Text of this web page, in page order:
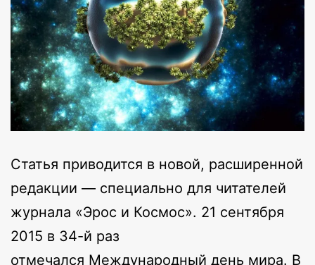
Статья приводится в новой, расширенной
редакции — специально для читателей
журнала «Эрос и Космос». 21 сентября
2015 в 34-й раз
отмечался Международный день мира. В